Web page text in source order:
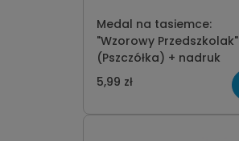
Medal na tasiemce:
"Wzorowy Przedszkolak"
(Pszczółka) + nadruk
5,99 zł